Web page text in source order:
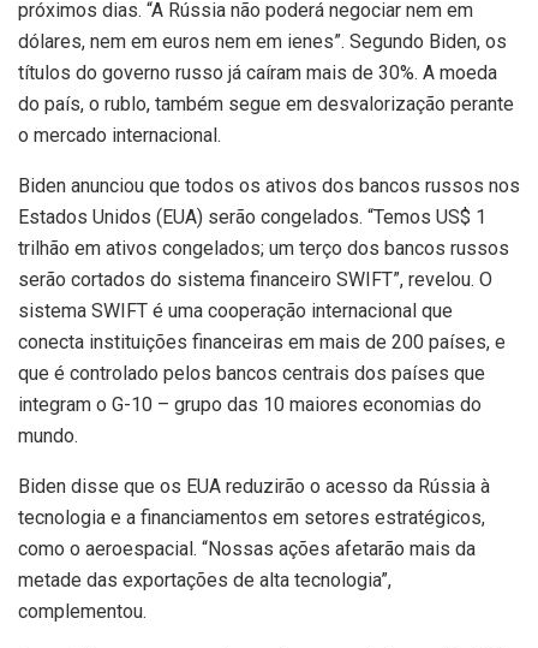
próximos dias. “A Rússia não poderá negociar nem em
dólares, nem em euros nem em ienes”. Segundo Biden, os
títulos do governo russo já caíram mais de 30%. A moeda
do país, o rublo, também segue em desvalorização perante
o mercado internacional.
Biden anunciou que todos os ativos dos bancos russos nos
Estados Unidos (EUA) serão congelados. “Temos US$ 1
trilhão em ativos congelados; um terço dos bancos russos
serão cortados do sistema financeiro SWIFT”, revelou. O
sistema SWIFT é uma cooperação internacional que
conecta instituições financeiras em mais de 200 países, e
que é controlado pelos bancos centrais dos países que
integram o G-10 – grupo das 10 maiores economias do
mundo.
Biden disse que os EUA reduzirão o acesso da Rússia à
tecnologia e a financiamentos em setores estratégicos,
como o aeroespacial. “Nossas ações afetarão mais da
metade das exportações de alta tecnologia”,
complementou.